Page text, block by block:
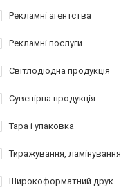
Рекламні агентства
Рекламні послуги
Світлодіодна продукція
Сувенірна продукція
Тара і упаковка
Тиражування, ламінування
Широкоформатний друк